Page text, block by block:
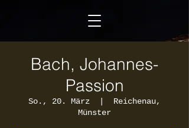
Bach, Johannes-
Passion
So., 20. März
Reichenau,
Münster